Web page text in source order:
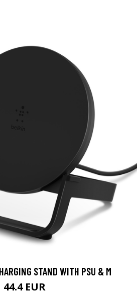
STAND WITH PSU & M
44.4 EUR